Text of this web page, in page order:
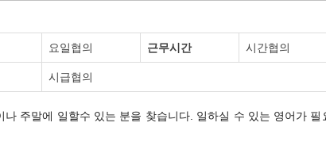
요일협의 근무시간 시간협의
시급협의
주말에 일할수 있는 분을 찾습니다. 일하실 수 있는 영어가 필